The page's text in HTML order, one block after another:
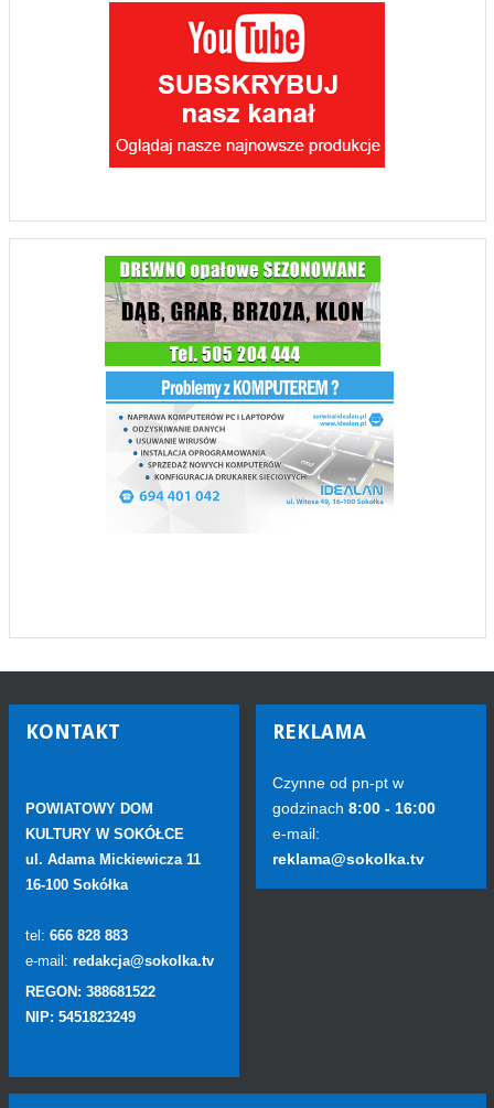
KONTAKT
POWIATOWY DOM
KULTURY W SOKÓŁCE
ul. Adama Mickiewicza 11
16-100 Sokółka
tel: 666 828 883
e-mail: redakcja@sokolka.tv
REGON: 388681522
NIP: 5451823249
REKLAMA
Czynne od pn-pt w
godzinach 8:00 - 16:00
e-mail:
reklama@sokolka.tv